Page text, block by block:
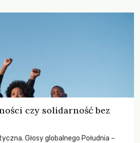
czy solidarność bez
Głosy globalnego Południa –